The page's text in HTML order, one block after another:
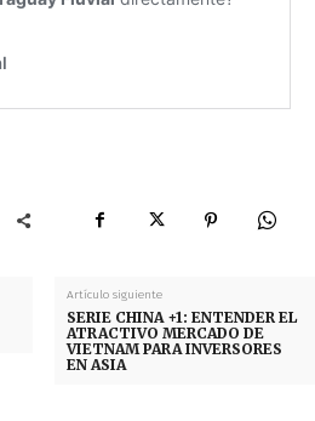
Artículo siguiente
SERIE CHINA +1: ENTENDER EL
ATRACTIVO MERCADO DE
VIETNAM PARA INVERSORES
EN ASIA